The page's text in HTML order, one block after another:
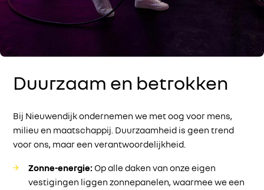
Duurzaam en betrokken
Bij Nieuwendijk ondernemen we met oog voor mens,
milieu en maatschappij. Duurzaamheid is geen trend
voor ons, maar een verantwoordelijkheid.
Zonne-energie:Op alle daken van onze eigen
vestigingen liggen zonnepanelen, waarmee we een